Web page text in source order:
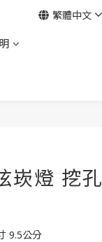
繁體中文
崁燈 挖孔
9.5公分